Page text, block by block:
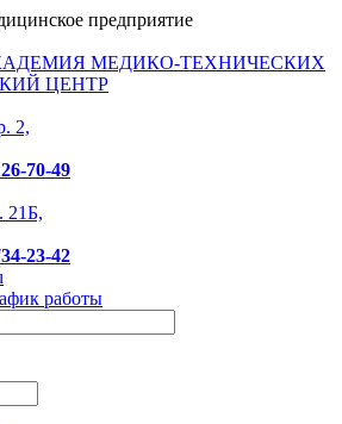
предприятие
2,
70-49
21Б,
23-42
работы